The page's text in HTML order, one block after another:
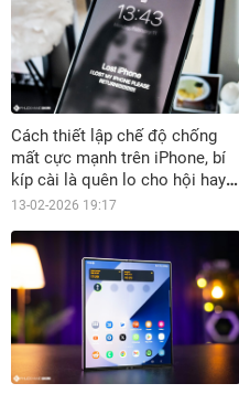
Cách thiết lập chế độ chống
mất cực mạnh trên iPhone, bí
kíp cài là quên lo cho hội hay
lơ đãng
13-02-2026 19:17